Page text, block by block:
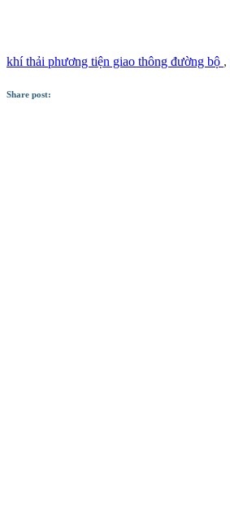
khí thải phương tiện giao thông đường bộ ,
Share post: